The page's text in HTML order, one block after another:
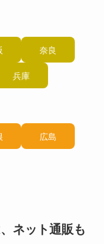
奈良
兵庫
広島
ネット通販も